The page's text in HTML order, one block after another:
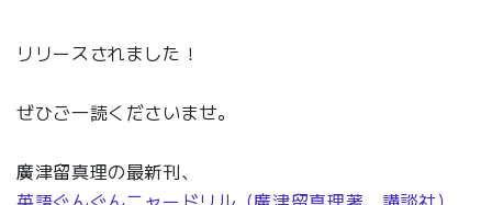
リリースされました！
ぜひご一読くださいませ。
廣津留真理の最新刊、